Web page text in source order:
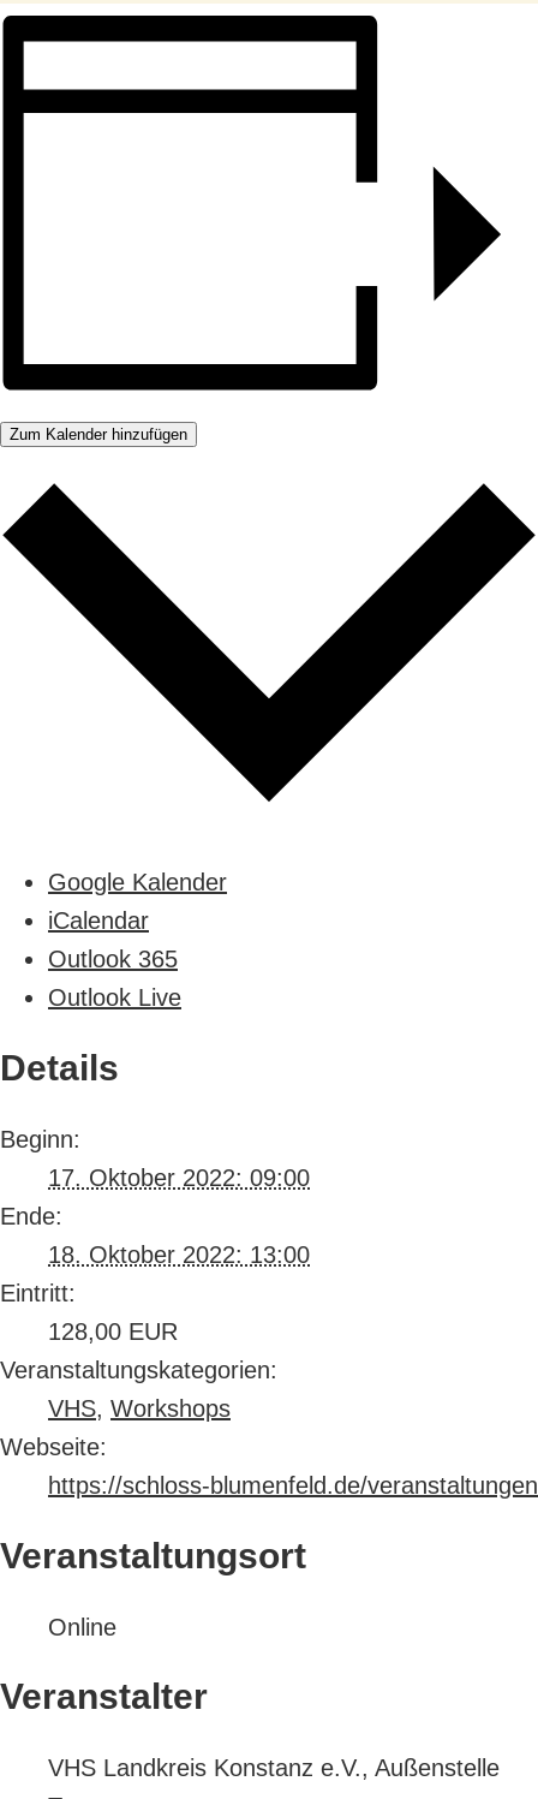
Zum Kalender hinzufügen
Google Kalender
iCalendar
Outlook 365
Outlook Live
Details
Beginn:
17. Oktober 2022: 09:00
Ende:
18. Oktober 2022: 13:00
Eintritt:
128,00 EUR
Veranstaltungskategorien:
VHS, Workshops
Webseite:
https://schloss-blumenfeld.de/veranstaltungen
Veranstaltungsort
Online
Veranstalter
VHS Landkreis Konstanz e.V., Außenstelle